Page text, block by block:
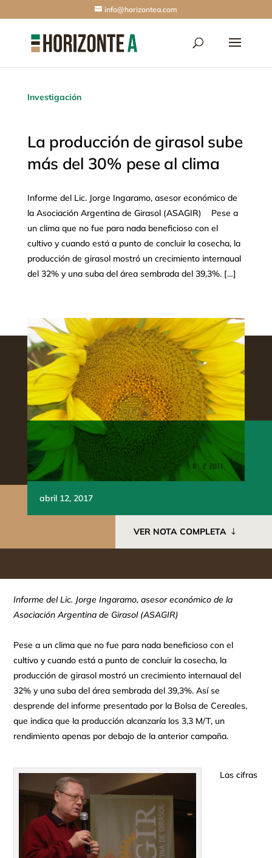
info@horizontea.com
Investigación
La producción de girasol sube
más del 30% pese al clima
Informe del Lic. Jorge Ingaramo, asesor económico de
la Asociación Argentina de Girasol (ASAGIR) Pese a
un clima que no fue para nada beneficioso con el
cultivo y cuando está a punto de concluir la cosecha, la
producción de girasol mostró un crecimiento internaual
del 32% y una suba del área sembrada del 39,3%. […]
abril 12, 2017
VER NOTA COMPLETA
Informe del Lic. Jorge Ingaramo, asesor económico de la
Asociación Argentina de Girasol (ASAGIR)
Pese a un clima que no fue para nada beneficioso con el
cultivo y cuando está a punto de concluir la cosecha, la
producción de girasol mostró un crecimiento internaual del
32% y una suba del área sembrada del 39,3%. Así se
desprende del informe presentado por la Bolsa de Cereales,
que indica que la producción alcanzaría los 3,3 M/T, un
rendimiento apenas por debajo de la anterior campaña.
Las cifras